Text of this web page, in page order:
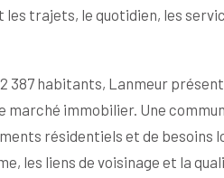
trajets, le quotidien, les
387 habitants, Lanmeur
immobilier. Une
résidentiels et de
les liens de voisinage et la